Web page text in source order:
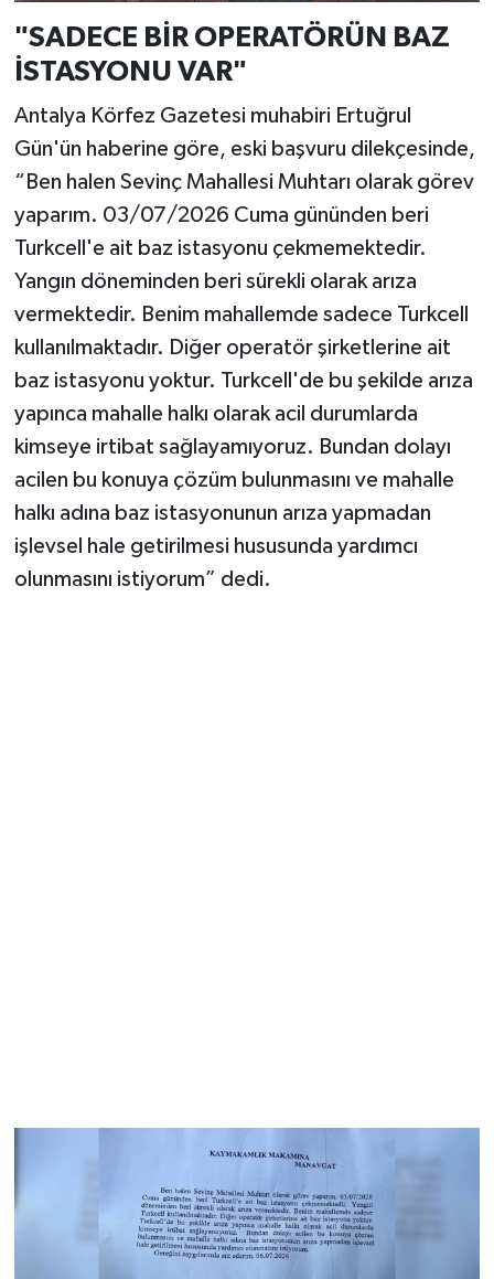
"SADECE BİR OPERATÖRÜN BAZ
İSTASYONU VAR"
Antalya Körfez Gazetesi muhabiri Ertuğrul
Gün'ün haberine göre, eski başvuru dilekçesinde,
“Ben halen Sevinç Mahallesi Muhtarı olarak görev
yaparım. 03/07/2026 Cuma gününden beri
Turkcell'e ait baz istasyonu çekmemektedir.
Yangın döneminden beri sürekli olarak arıza
vermektedir. Benim mahallemde sadece Turkcell
kullanılmaktadır. Diğer operatör şirketlerine ait
baz istasyonu yoktur. Turkcell'de bu şekilde arıza
yapınca mahalle halkı olarak acil durumlarda
kimseye irtibat sağlayamıyoruz. Bundan dolayı
acilen bu konuya çözüm bulunmasını ve mahalle
halkı adına baz istasyonunun arıza yapmadan
işlevsel hale getirilmesi hususunda yardımcı
olunmasını istiyorum” dedi.